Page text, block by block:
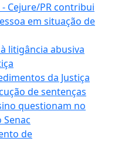
Cejure/PR contribui
em situação de
litigância abusiva
da Justiça
de sentenças
questionam no
Senac
de